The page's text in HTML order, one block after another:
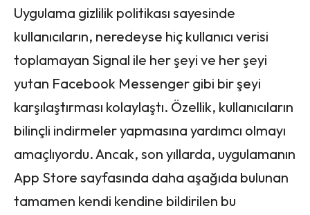
Uygulama gizlilik politikası sayesinde
kullanıcıların, neredeyse hiç kullanıcı verisi
toplamayan Signal ile her şeyi ve her şeyi
yutan Facebook Messenger gibi bir şeyi
karşılaştırması kolaylaştı. Özellik, kullanıcıların
bilinçli indirmeler yapmasına yardımcı olmayı
amaçlıyordu. Ancak, son yıllarda, uygulamanın
App Store sayfasında daha aşağıda bulunan
tamamen kendi kendine bildirilen bu